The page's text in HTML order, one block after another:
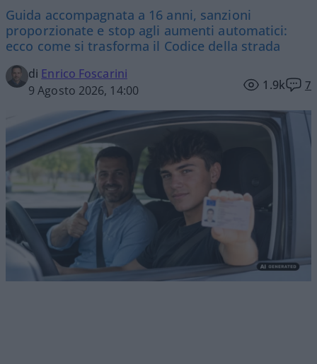
Guida accompagnata a 16 anni, sanzioni
proporzionate e stop agli aumenti automatici:
ecco come si trasforma il Codice della strada
di Enrico Foscarini
9 Agosto 2026, 14:00
1.9k 7